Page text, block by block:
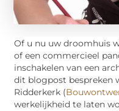
Of u nu uw droomhuis
of een commercieel
inschakelen van een
dit blogpost bespreken
Ridderkerk (
werkelijkheid te laten